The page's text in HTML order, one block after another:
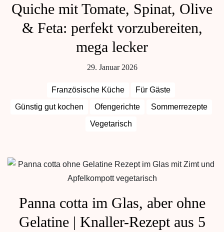
Quiche mit Tomate, Spinat, Olive
& Feta: perfekt vorzubereiten,
mega lecker
29. Januar 2026
Französische Küche
Für Gäste
Günstig gut kochen
Ofengerichte
Sommerrezepte
Vegetarisch
Panna cotta im Glas, aber ohne
Gelatine | Knaller-Rezept aus 5